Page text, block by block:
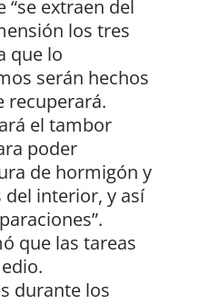
“se extraen del
los tres
que lo
serán hechos
recuperará.
el tambor
poder
de hormigón y
interior, y así
que las tareas
durante los